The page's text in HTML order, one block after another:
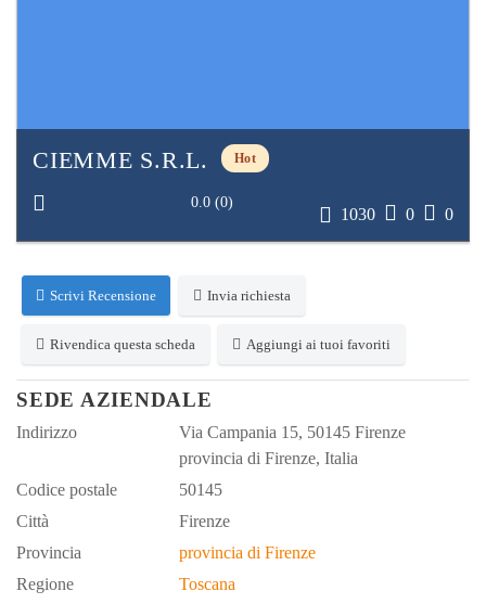
CIEMME S.R.L. Hot
0.0 (0)
1030 0 0
Scrivi Recensione Invia richiesta
Rivendica questa scheda Aggiungi ai tuoi favoriti
SEDE AZIENDALE
Indirizzo
Via Campania 15, 50145 Firenze
provincia di Firenze, Italia
Codice postale
50145
Città
Firenze
Provincia
provincia di Firenze
Regione
Toscana